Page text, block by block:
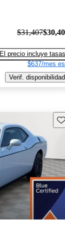
$31,407
El precio incluye tasas
$637/mes
Verif. disponibilidad